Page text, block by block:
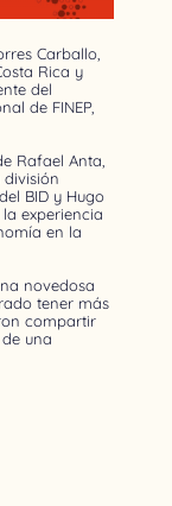
Carballo,
Rica y
del
de FINEP,
Rafael Anta,
BID y Hugo
experiencia
en la
novedosa
tener más
compartir
una